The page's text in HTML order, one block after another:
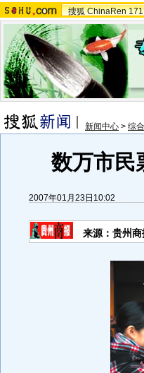
搜狐 ChinaRen
新闻中心 > 综合
数万市民
2007年01月23日10:02
来源：贵州商